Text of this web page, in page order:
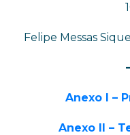
Felipe Messas
Anexo I –
Anexo II –